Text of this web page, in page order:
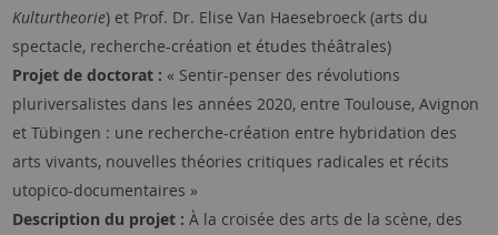
Kulturtheorie) et Prof. Dr. Elise Van Haesebroeck (arts du
spectacle, recherche-création et études théâtrales)
Projet de doctorat : « Sentir-penser des révolutions
pluriversalistes dans les années 2020, entre Toulouse, Avignon
et Tübingen : une recherche-création entre hybridation des
arts vivants, nouvelles théories critiques radicales et récits
utopico-documentaires »
Description du projet : À la croisée des arts de la scène, des